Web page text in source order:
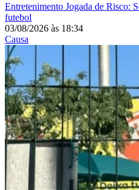
Entretenimento Jogada de Risco:
futebol
03/08/2026 às 18:34
Causa